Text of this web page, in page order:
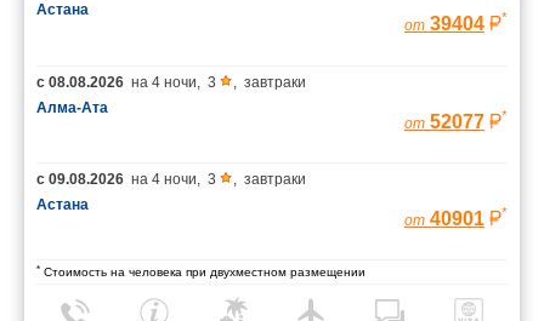
Астана
от 39404 *
с 08.08.2026 на 4 ночи, 3 , завтраки
Алма-Ата
от 52077 *
с 09.08.2026 на 4 ночи, 3 , завтраки
Астана
от 40901 *
* Стоимость на человека при двухместном размещении